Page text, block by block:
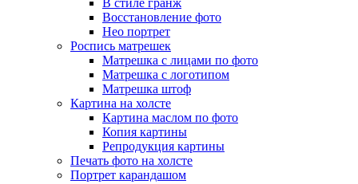
В стиле гранж
Восстановление фото
Нео портрет
Роспись матрешек
Матрешка с лицами по фото
Матрешка с логотипом
Матрешка штоф
Картина на холсте
Картина маслом по фото
Копия картины
Репродукция картины
Печать фото на холсте
Портрет карандашом